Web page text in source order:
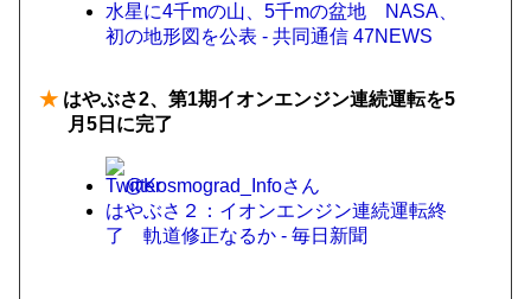
水星に4千mの山、5千mの盆地 NASA、
初の地形図を公表 - 共同通信 47NEWS
★ はやぶさ2、第1期イオンエンジン連続運転を5
月5日に完了
@Kosmograd_Infoさん
はやぶさ２：イオンエンジン連続運転終
了 軌道修正なるか - 毎日新聞